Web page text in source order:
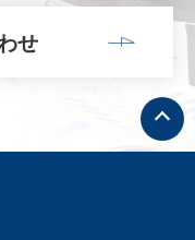
せ
ト
ッ
プ
へ